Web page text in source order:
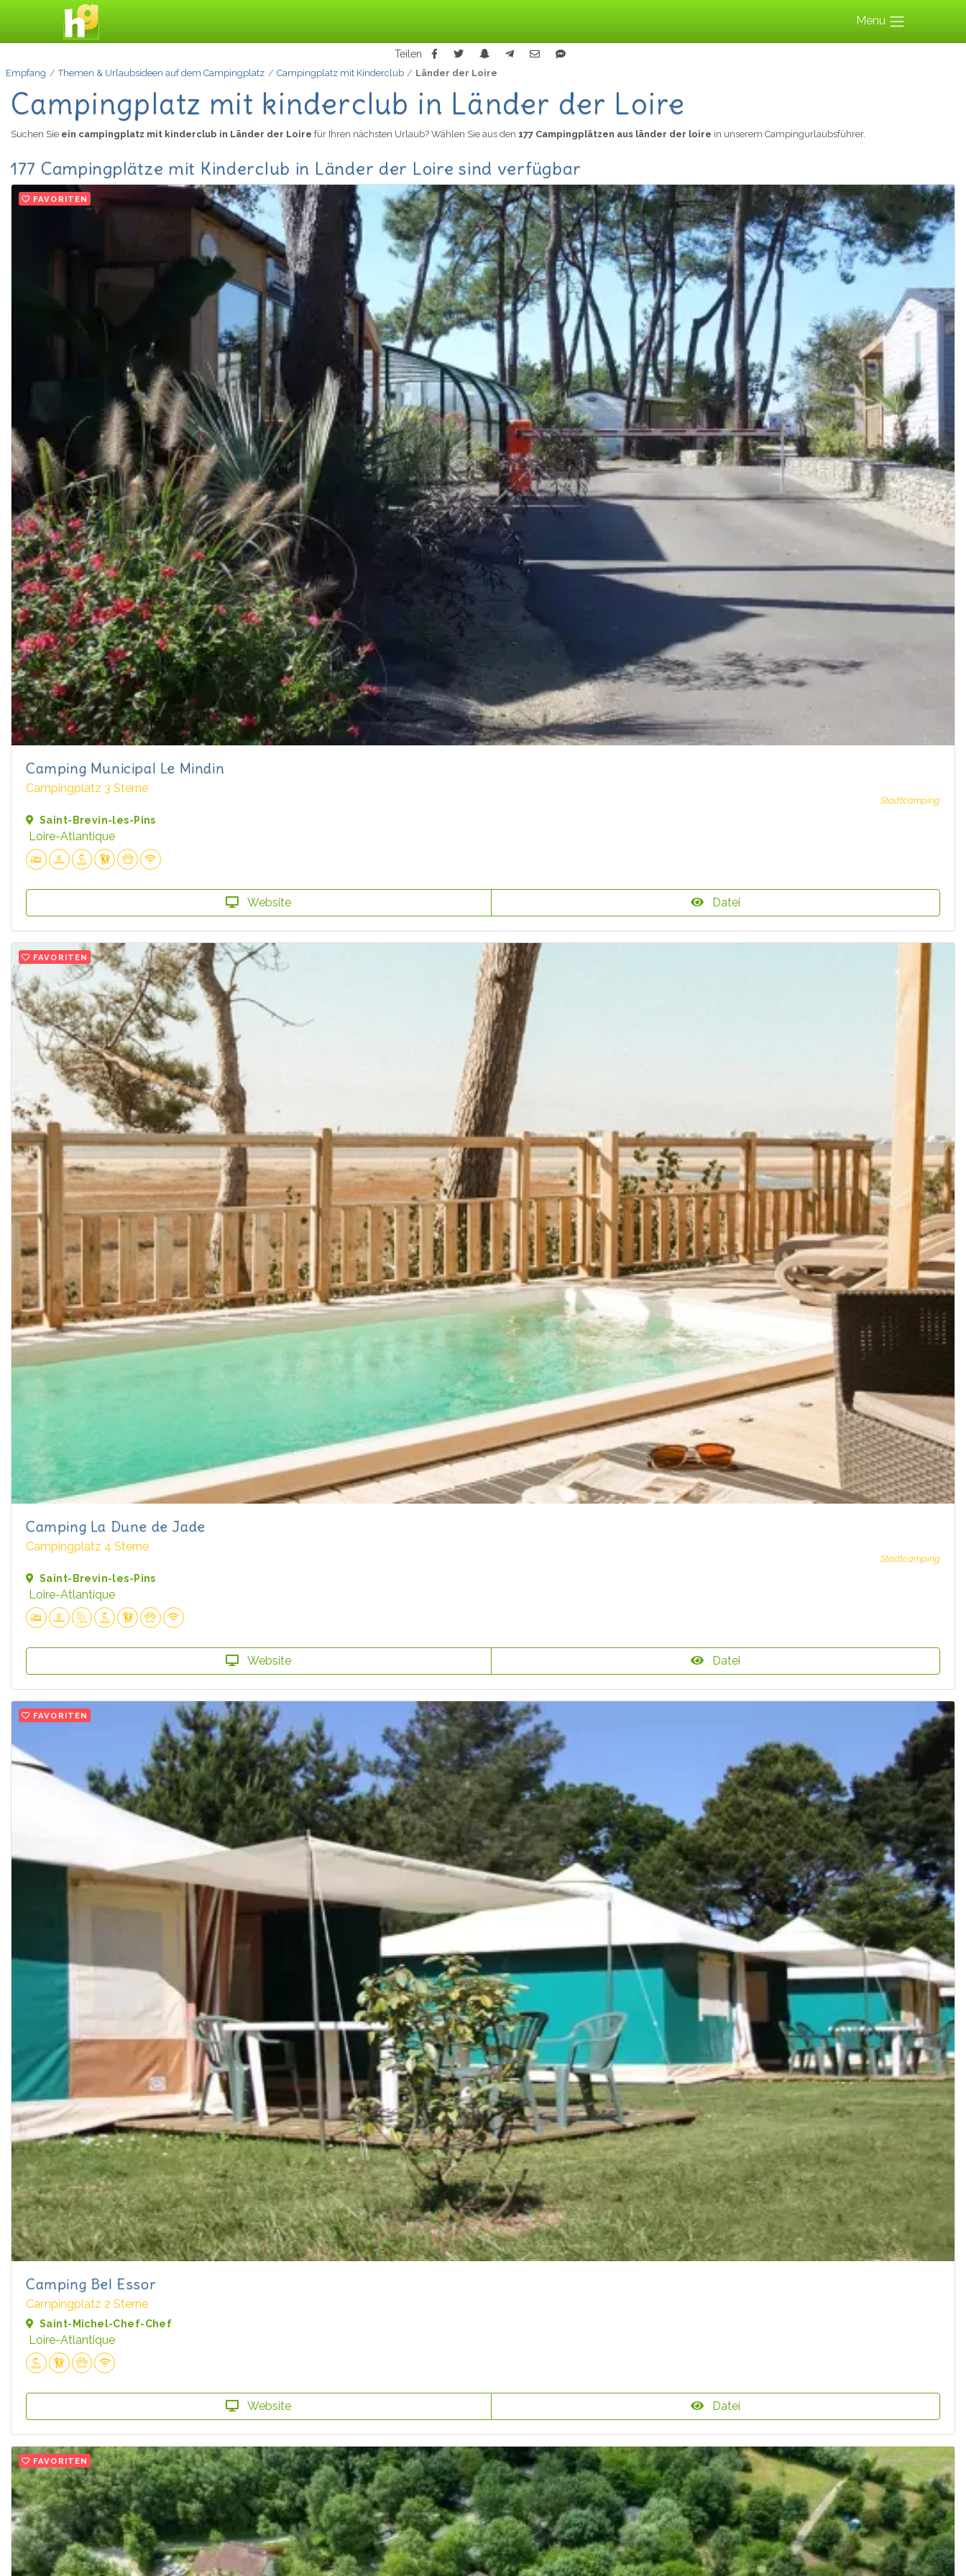
Menu
Teilen
Empfang Themen & Urlaubsideen auf dem Campingplatz Campingplatz mit Kinderclub Länder der Loire
Campingplatz mit kinderclub in Länder der Loire
Suchen Sie ein campingplatz mit kinderclub in Länder der Loire für Ihren nächsten Urlaub? Wählen Sie aus den 177 Campingplätzen aus länder der loire in unserem Campingurlaubsführer.
177 Campingplätze mit Kinderclub in Länder der Loire sind verfügbar
FAVORITEN
Camping Municipal Le Mindin
Campingplatz 3 Sterne
Stadtcamping
Saint-Brevin-les-Pins
Loire-Atlantique
Website Datei
FAVORITEN
Camping La Dune de Jade
Campingplatz 4 Sterne
Stadtcamping
Saint-Brevin-les-Pins
Loire-Atlantique
Website Datei
FAVORITEN
Camping Bel Essor
Campingplatz 2 Sterne
Saint-Michel-Chef-Chef
Loire-Atlantique
Website Datei
FAVORITEN